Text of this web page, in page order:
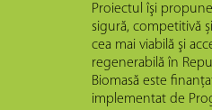
Proiectul îşi
sigură, competitivă
cea mai viabilă şi
regenerabilă în
Biomasă este
implementat de